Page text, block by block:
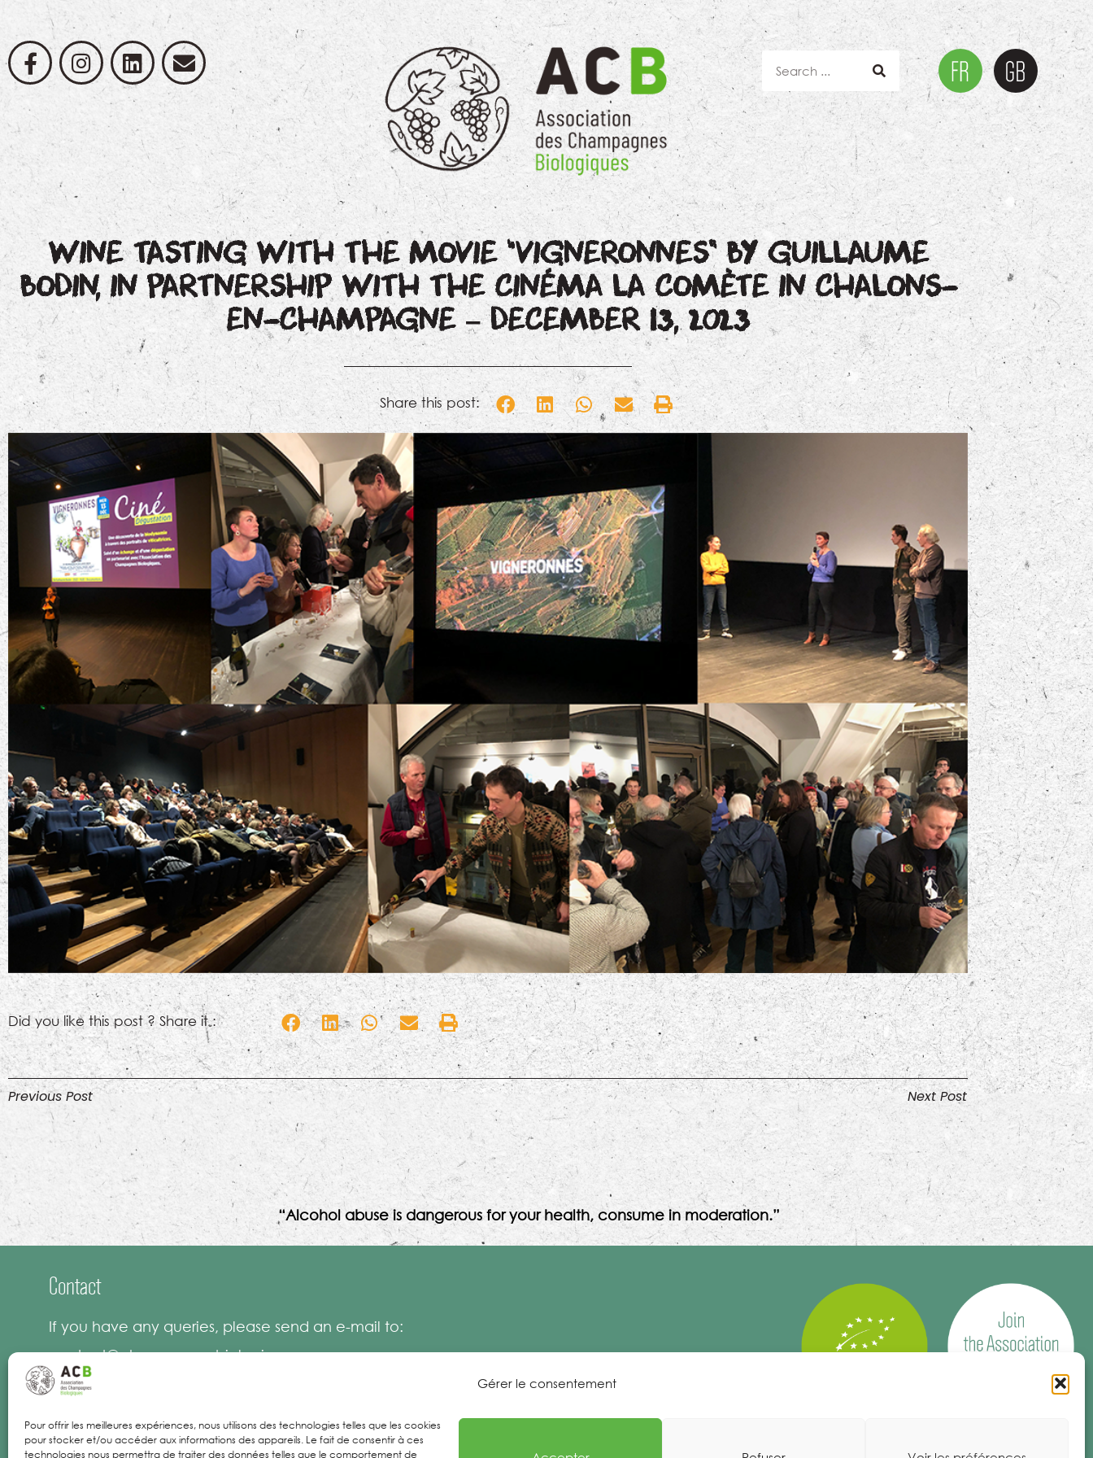
Gérer le consentement
Pour offrir les meilleures expériences, nous utilisons des technologies telles que les cookies
pour stocker et/ou accéder aux informations des appareils. Le fait de consentir à ces
technologies nous permettra de traiter des données telles que le comportement de
WINE TASTING WITH THE MOVIE “VIGNERONNES” BY GUILLAUME
BODIN, IN PARTNERSHIP WITH THE CINÉMA LA COMÈTE IN CHALONS-
EN-CHAMPAGNE – DECEMBER 13, 2023
Share this post:
Did you like this post ? Share it :
Previous Post Next Post
“Alcohol abuse is dangerous for your health, consume in moderation.”
Contact
If you have any queries, please send an e-mail to:
contact@champagnesbiologiques.com
Legal Notices